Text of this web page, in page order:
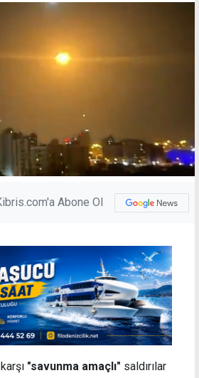
Abone Ol
"savunma amaçlı" saldırılar